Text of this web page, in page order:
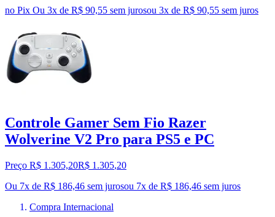
no Pix Ou 3x de R$ 90,55 sem jurosou 3x de R$ 90,55 sem juros
Controle Gamer Sem Fio Razer
Wolverine V2 Pro para PS5 e PC
Preço R$ 1.305,20R$ 1.305,20
Ou 7x de R$ 186,46 sem jurosou 7x de R$ 186,46 sem juros
Compra Internacional